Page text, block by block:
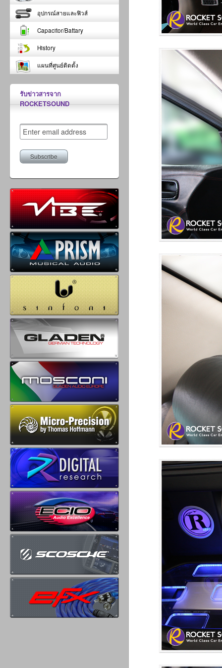
อุปกรณ์สายและฟิวส์
Capacitor/Battary
History
แผนที่ศูนย์ติดตั้ง
รับข่าวสารจาก
ROCKETSOUND